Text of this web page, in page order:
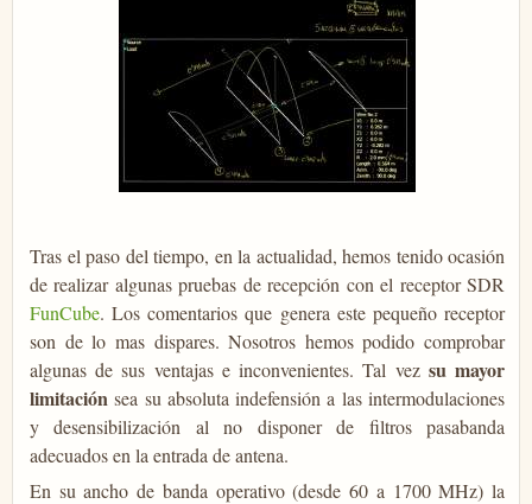
Tras el paso del tiempo, en la actualidad, hemos tenido ocasión
de realizar algunas pruebas de recepción con el receptor SDR
FunCube. Los comentarios que genera este pequeño receptor
son de lo mas dispares. Nosotros hemos podido comprobar
algunas de sus ventajas e inconvenientes. Tal vez su mayor
limitación sea su absoluta indefensión a las intermodulaciones
y desensibilización al no disponer de filtros pasabanda
adecuados en la entrada de antena.
En su ancho de banda operativo (desde 60 a 1700 MHz) la